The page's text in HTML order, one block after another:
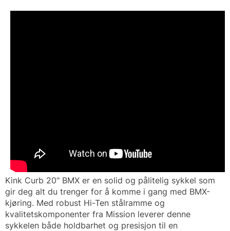
Kink Curb 20" BMX er en solid og pålitelig sykkel som
gir deg alt du trenger for å komme i gang med BMX-
kjøring. Med robust Hi-Ten stålramme og
kvalitetskomponenter fra Mission leverer denne
sykkelen både holdbarhet og presisjon til en